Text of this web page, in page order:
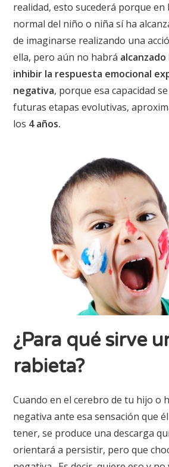
realidad, esto sucederá porque en
normal del niño o niña sí ha
de imaginarse realizando una
ella, pero aún no habrá
inhibir la respuesta emocional
negativa, porque esa capacidad
futuras etapas evolutivas,
los 4 años.
¿Para qué sirve
rabieta?
Cuando en el cerebro de tu hijo o
negativa ante esa sensación que
tener, se produce una descarga
orientará a persistir, pero que